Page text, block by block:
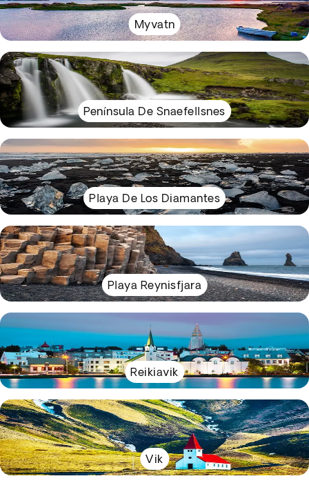
Myvatn
Península De Snaefellsnes
Playa De Los Diamantes
Playa Reynisfjara
Reikiavik
Vik